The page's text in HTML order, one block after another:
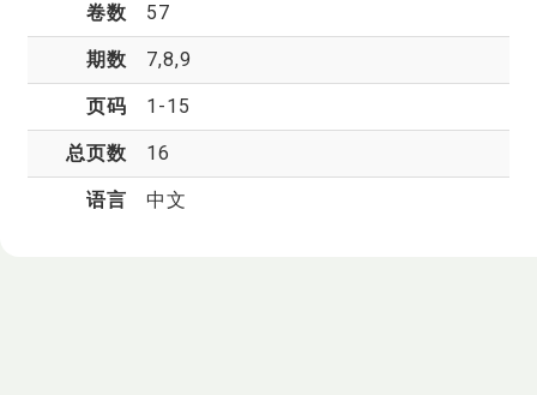
卷数 57
期数 7,8,9
页码 1-15
总页数 16
语言 中文